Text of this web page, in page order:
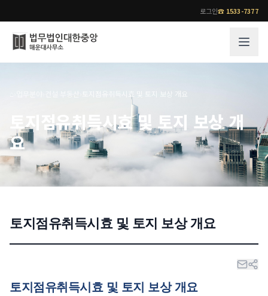
로그인☎ 1533-7377
오시는 길
통합검색
성공사례
기업 인사이트
사례분석/최신동향
법률정보
업무분야
각 전문 변호사
언론보도
토지점유취득시효 및 토지 보상 개요
토지점유취득시효 및 토지 보상 개
요
토지점유취득시효 및 토지 보상 개요
토지점유취득시효 및 토지 보상 개요